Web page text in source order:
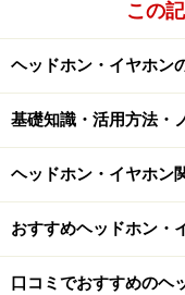
約1.5時間の充電で
ースでの充電と併
の充電で約1時間
せんが、スタイリ
すすめです。
3. ユニークな
が魅力 オ
SQ1TW」
この
ヘッドホン・イヤホン
基礎知識・活用方法・
ヘッドホン・イヤホン
おすすめヘッドホン・
口コミでおすすめのヘ